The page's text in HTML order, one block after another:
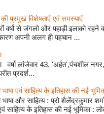
की प्रमुख विशेषताएँ एवं
वर्षो से जंगलो और पहाड़ी इलाको रहने
अपनी अलग ही पहचान ...
लांजेवार 43, 'अर्हत',पंचशील नगर,
प्रदर्श...
भाषा एवं साहित्य के इतिहास की नई
भाषा और साहित्य : प्रो शैलेंद्रकुमार
साहित्य के इतिहास की नई भूमिका :